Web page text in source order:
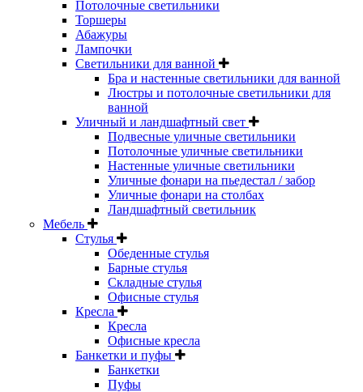
Потолочные светильники
Торшеры
Абажуры
Лампочки
Светильники для ванной
Бра и настенные светильники для ванной
Люстры и потолочные светильники для
ванной
Уличный и ландшафтный свет
Подвесные уличные светильники
Потолочные уличные светильники
Настенные уличные светильники
Уличные фонари на пьедестал / забор
Уличные фонари на столбах
Ландшафтный светильник
Мебель
Стулья
Обеденные стулья
Барные стулья
Складные стулья
Офисные стулья
Кресла
Кресла
Офисные кресла
Банкетки и пуфы
Банкетки
Пуфы